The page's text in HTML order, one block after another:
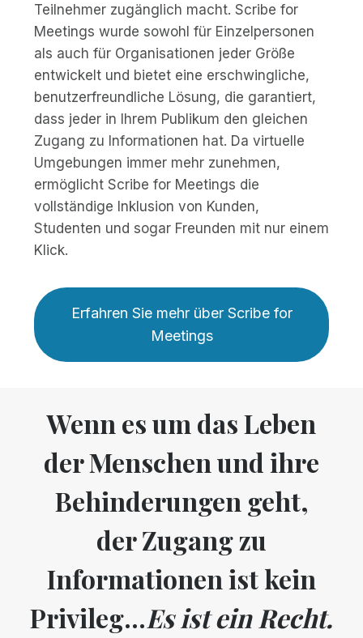
Teilnehmer zugänglich macht. Scribe for
Meetings wurde sowohl für Einzelpersonen
als auch für Organisationen jeder Größe
entwickelt und bietet eine erschwingliche,
benutzerfreundliche Lösung, die garantiert,
dass jeder in Ihrem Publikum den gleichen
Zugang zu Informationen hat. Da virtuelle
Umgebungen immer mehr zunehmen,
ermöglicht Scribe for Meetings die
vollständige Inklusion von Kunden,
Studenten und sogar Freunden mit nur einem
Klick.
Erfahren Sie mehr über Scribe for
Meetings
Wenn es um das Leben
der Menschen und ihre
Behinderungen geht,
der Zugang zu
Informationen ist kein
Privileg...Es ist ein Recht.